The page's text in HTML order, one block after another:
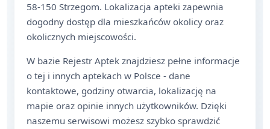
58-150 Strzegom. Lokalizacja apteki zapewnia
dogodny dostęp dla mieszkańców okolicy oraz
okolicznych miejscowości.
W bazie Rejestr Aptek znajdziesz pełne informacje
o tej i innych aptekach w Polsce - dane
kontaktowe, godziny otwarcia, lokalizację na
mapie oraz opinie innych użytkowników. Dzięki
naszemu serwisowi możesz szybko sprawdzić